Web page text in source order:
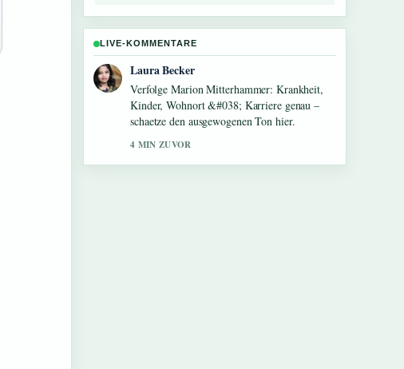
LIVE-KOMMENTARE
Nico Hoffmann
Hilfreicher Kontext zu Carlotta Wamser:
Alter, Karriere, Verein &#038; Gehalt....
Bitte haltet diesen Liveticker aktuell.
6 MIN ZUVOR